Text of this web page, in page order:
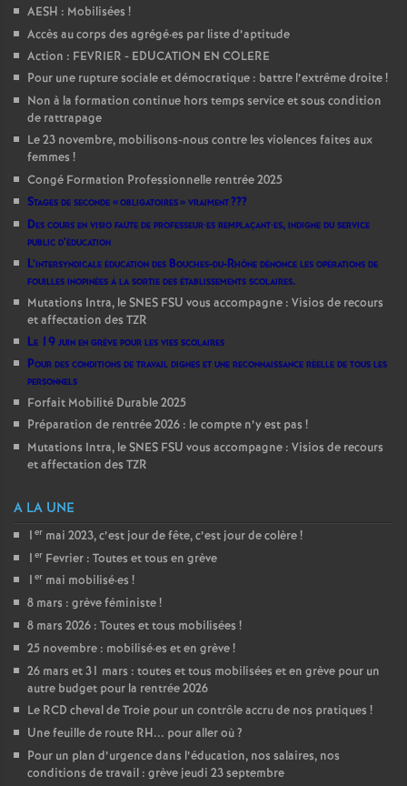
AESH : Mobilisées !
Accès au corps des agrégé·es par liste d’aptitude
Action : FEVRIER - EDUCATION EN COLERE
Pour une rupture sociale et démocratique : battre l’extrême droite!
Non à la formation continue hors temps service et sous condition
de rattrapage
Le 23 novembre, mobilisons-nous contre les violences faites aux
femmes !
Congé Formation Professionnelle rentrée 2025
Stages de seconde «obligatoires» vraiment???
Des cours en visio faute de professeur·es remplaçant·es, indigne du service
public d’éducation
L’intersyndicale éducation des Bouches-du-Rhône dénonce les opérations de
fouilles inopinées à la sortie des établissements scolaires.
Mutations Intra, le SNES FSU vous accompagne : Visios de recours
et affectation des TZR
Le 19 juin en grève pour les vies scolaires
Pour des conditions de travail dignes et une reconnaissance réelle de tous les
personnels
Forfait Mobilité Durable 2025
Préparation de rentrée 2026 : le compte n’y est pas !
Mutations Intra, le SNES FSU vous accompagne : Visios de recours
et affectation des TZR
A LA UNE
1 er mai 2023, c’est jour de fête, c’est jour de colère!
1 er Fevrier : Toutes et tous en grève
1 er mai mobilisé·es !
8 mars : grève féministe!
8 mars 2026 : Toutes et tous mobilisées !
25 novembre : mobilisé·es et en grève!
26 mars et 31 mars : toutes et tous mobilisées et en grève pour un
autre budget pour la rentrée 2026
Le RCD cheval de Troie pour un contrôle accru de nos pratiques !
Une feuille de route RH... pour aller où?
Pour un plan d’urgence dans l’éducation, nos salaires, nos
conditions de travail : grève jeudi 23 septembre